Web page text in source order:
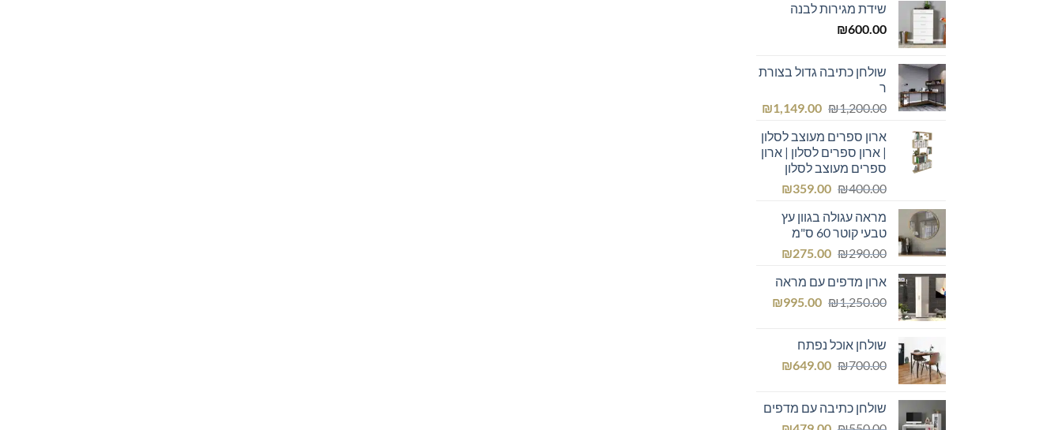
שידת מגירות לבנה
₪600.00
שולחן כתיבה גדול בצורת
ר
₪1,200.00
המחיר
היה:
₪1,200.00.
₪1,149.00
המחיר
הוא:
₪1,149.00.
ארון ספרים מעוצב לסלון
| ארון ספרים לסלון | ארון
ספרים מעוצב לסלון
₪400.00
המחיר
היה:
₪400.00.
₪359.00
המחיר
הוא:מראה עגולה בגוון עץ
טבעי קוטר 60 ס"מ
₪290.00
המחיר
היה:
₪290.00.
₪275.00
המחיר
הוא:
₪275.00.
ארון מדפים עם מראה
₪1,250.00
המחיר
₪1,250.00.
₪995.00
המחיר
שולחן אוכל נפתח
₪700.00
המחיר
₪700.00.
₪649.00
המחיר
₪649.00.שולחן כתיבה עם מדפים